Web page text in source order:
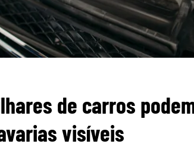
de carros
visíveis